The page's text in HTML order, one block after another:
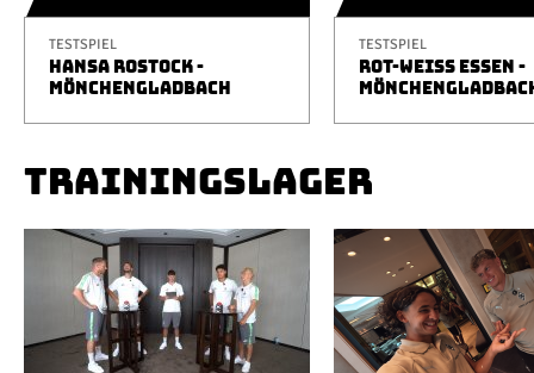
TESTSPIEL
HANSA ROSTOCK -
MÖNCHENGLADBACH
TESTSPIEL
ROT-WEISS ESSEN -
TRAININGSLAGER